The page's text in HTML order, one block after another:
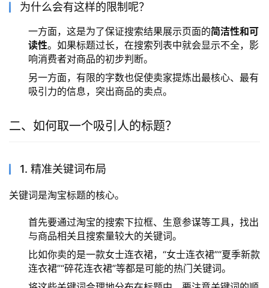
为什么会有这样的限制呢？
一方面，这是为了保证搜索结果展示页面的简洁性和可
读性。如果标题过长，在搜索列表中就会显示不全，影
响消费者对商品的初步判断。
另一方面，有限的字数也促使卖家提炼出最核心、最有
吸引力的信息，突出商品的卖点。
二、如何取一个吸引人的标题？
1. 精准关键词布局
关键词是淘宝标题的核心。
首先要通过淘宝的搜索下拉框、生意参谋等工具，找出
与商品相关且搜索量较大的关键词。
比如你卖的是一款女士连衣裙，“女士连衣裙”“夏季新款
连衣裙”“碎花连衣裙”等都是可能的热门关键词。